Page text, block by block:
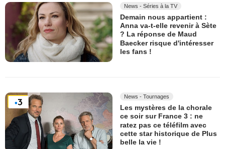
News - Séries à la TV
Demain nous appartient :
Anna va-t-elle revenir à Sète
? La réponse de Maud
Baecker risque d'intéresser
les fans !
News - Tournages
Les mystères de la chorale
ce soir sur France 3 : ne
ratez pas ce téléfilm avec
cette star historique de Plus
belle la vie !